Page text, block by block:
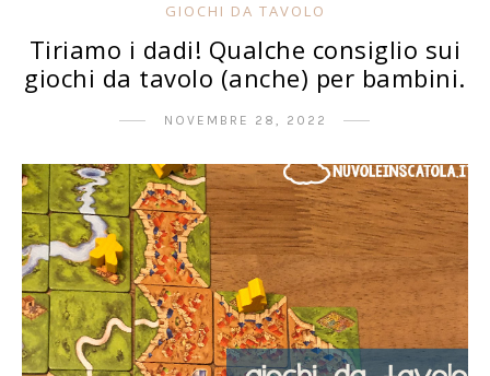
GIOCHI DA TAVOLO
Tiriamo i dadi! Qualche consiglio sui
giochi da tavolo (anche) per bambini.
NOVEMBRE 28, 2022